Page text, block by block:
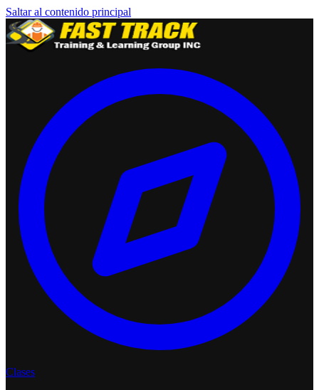
Saltar al contenido principal
Clases